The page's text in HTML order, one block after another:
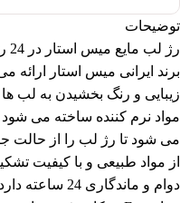
توضیحات
برند ایرانی میس استار
زیبایی و رنگ بخشیدن به لب
مواد نرم کننده ساخته می
می شود تا رژ لب را از حالت
از مواد طبیعی و با کیفیت
دوام و